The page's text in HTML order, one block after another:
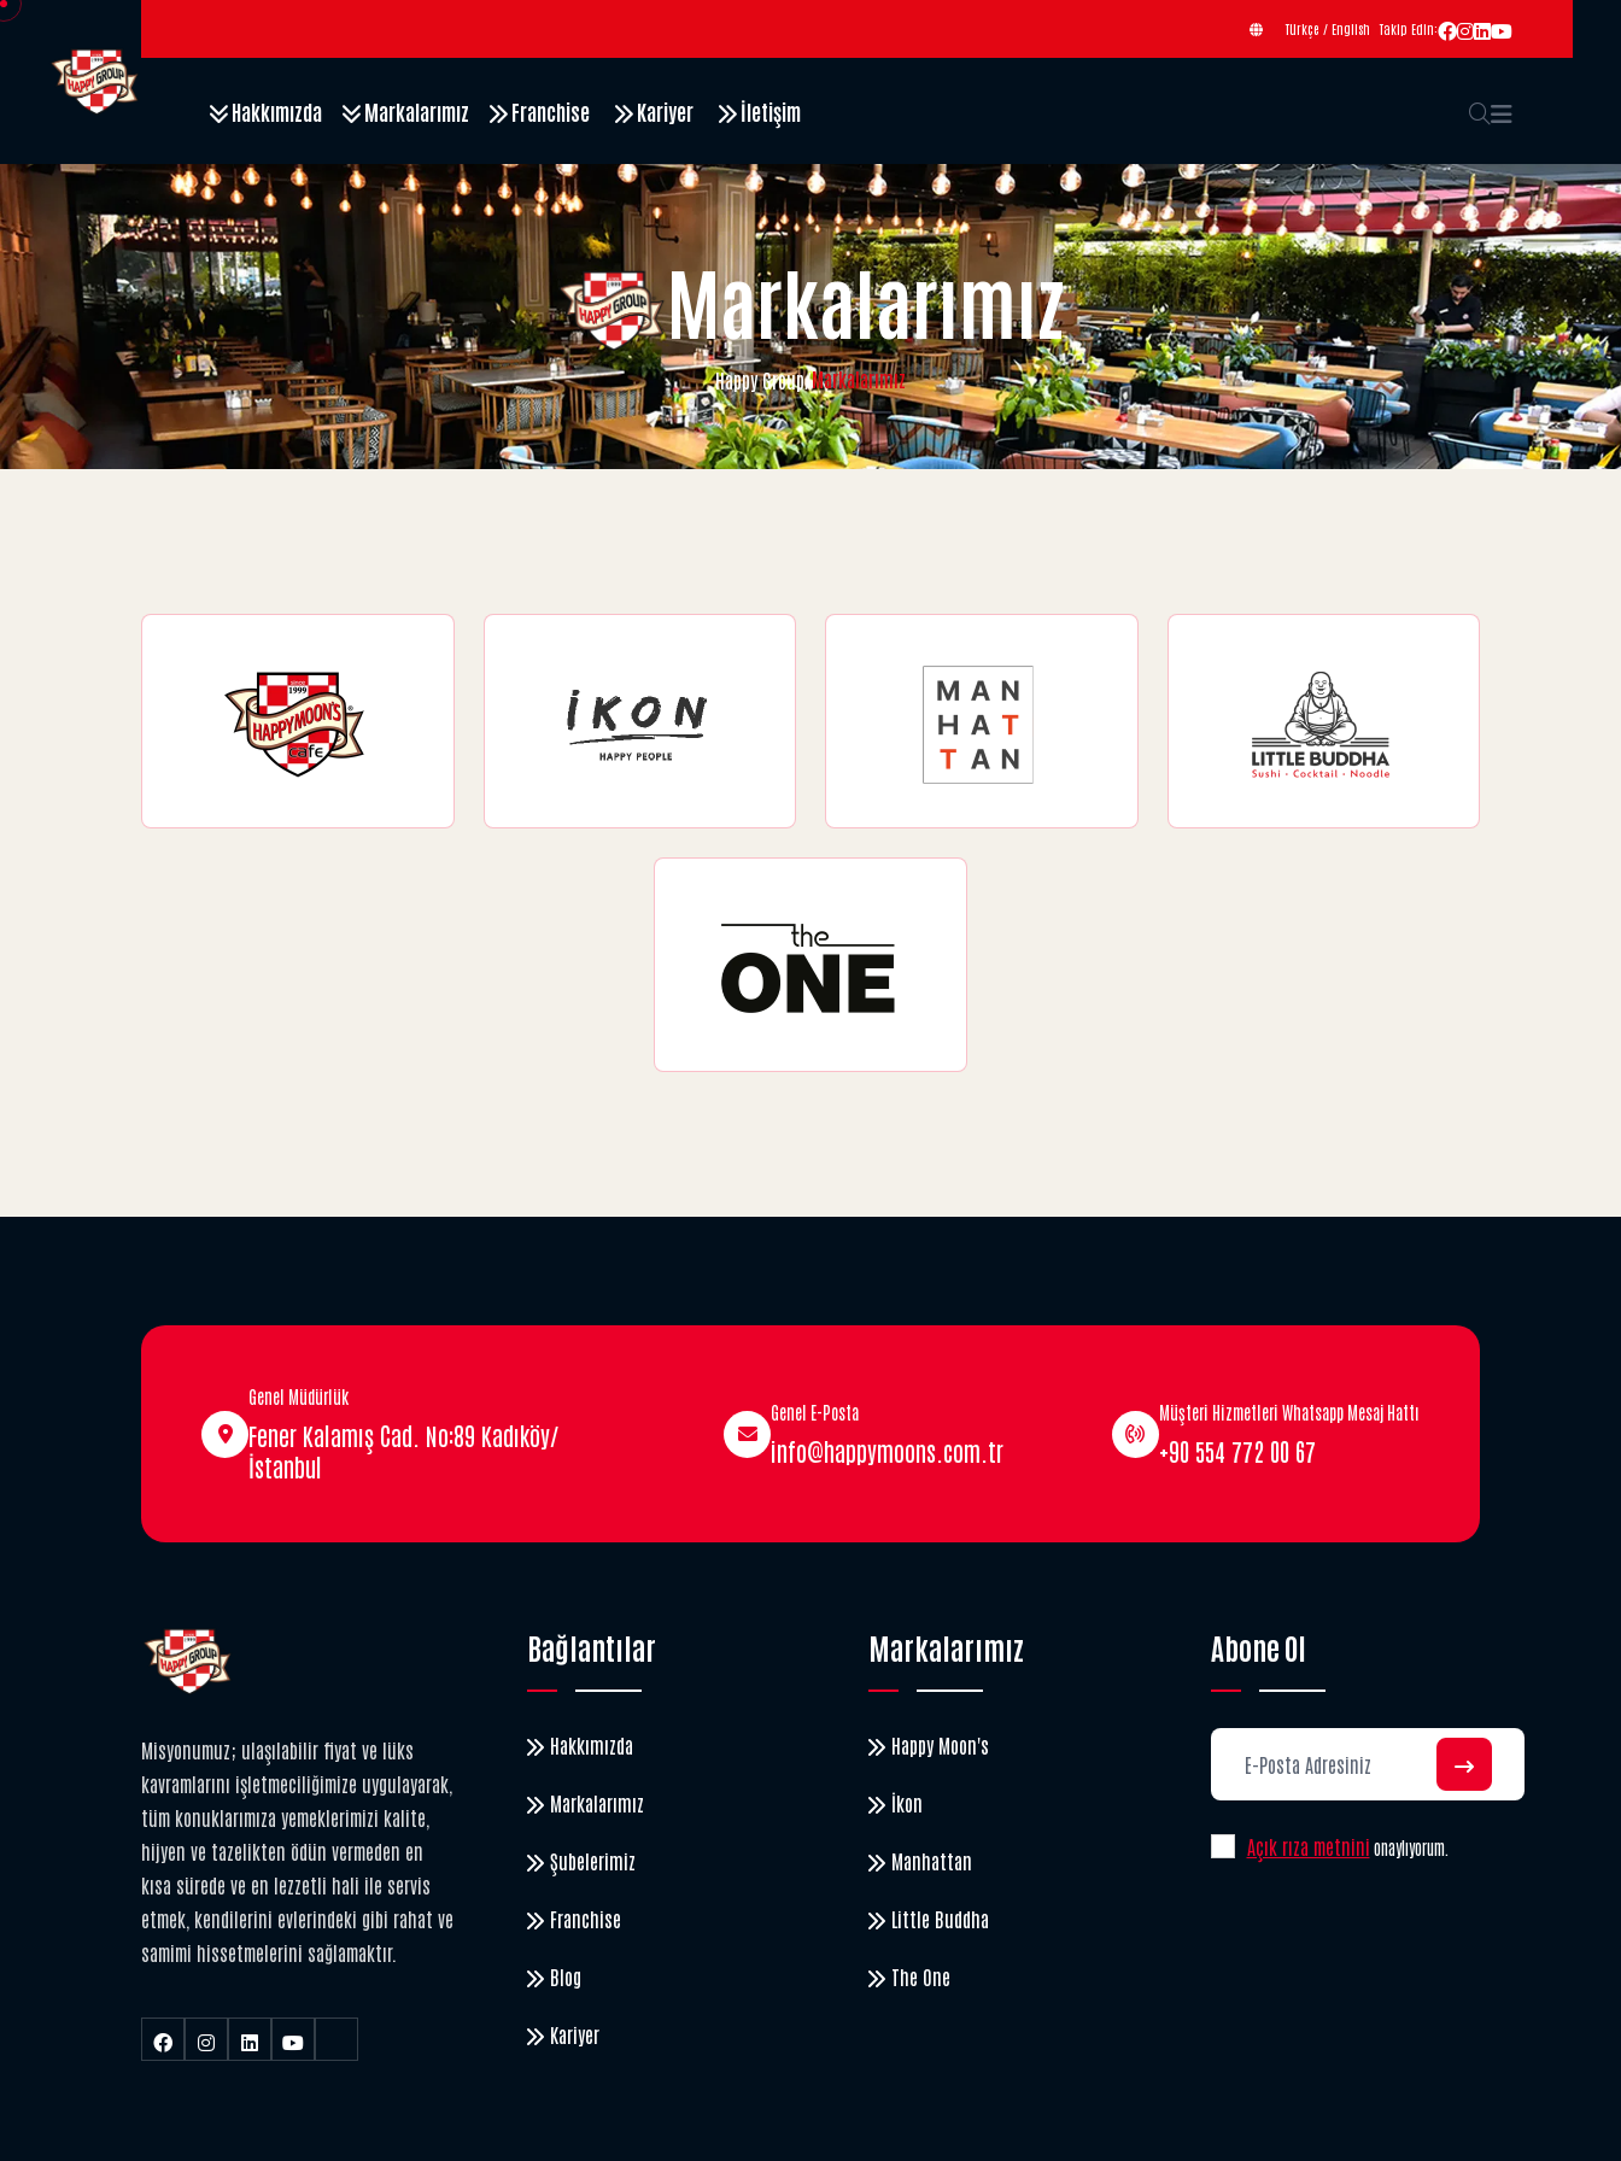
Türkçe / English Takip Edin:
Hakkımızda Markalarımız Franchise Kariyer İletişim
Markalarımız
Happy Group/Markalarımız
Genel Müdürlük
Fener Kalamış Cad. No:89 Kadıköy/
İstanbul
Genel E-Posta
info@happymoons.com.tr
Müşteri Hizmetleri Whatsapp Mesaj Hattı
+90 554 772 00 67
Misyonumuz; ulaşılabilir fiyat ve lüks
kavramlarını işletmeciliğimize uygulayarak,
tüm konuklarımıza yemeklerimizi kalite,
hijyen ve tazelikten ödün vermeden en
kısa sürede ve en lezzetli hali ile servis
etmek, kendilerini evlerindeki gibi rahat ve
samimi hissetmelerini sağlamaktır.
Bağlantılar
Hakkımızda
Markalarımız
Şubelerimiz
Franchise
Blog
Kariyer
Markalarımız
Happy Moon's
İkon
Manhattan
Little Buddha
The One
Abone Ol
Açık rıza metnini onaylıyorum.